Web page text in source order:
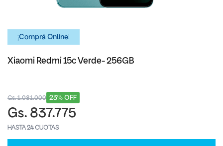
¡Comprá Online!
Xiaomi Redmi 15c Verde- 256GB
23% OFF
Gs. 1.081.000
Gs. 837.775
HASTA 24 CUOTAS